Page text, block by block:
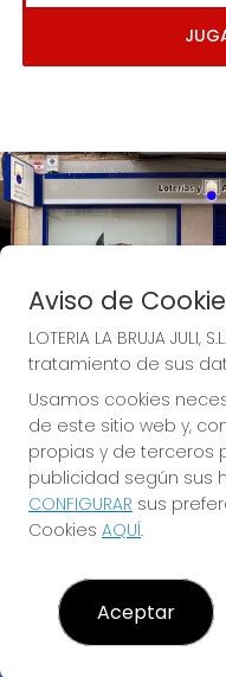
Aviso de
LOTERIA LA BRUJA
tratamiento de sus
Usamos cookies
de este sitio web y,
propias y de terceros
publicidad según sus
CONFIGURAR sus
Cookies AQUÍ.
Aceptar